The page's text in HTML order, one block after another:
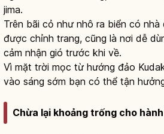
jima.
Trên bãi cỏ như nhô ra biển có
được chỉnh trang, cũng là nơi dễ
cảm nhận gió trước khi về.
Vì mặt trời mọc từ hướng đảo
vào sáng sớm bạn có thể tận
Chừa lại khoảng trống cho